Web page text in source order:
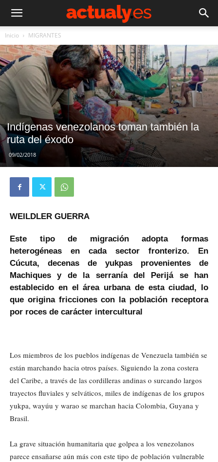
Inicio MIGRANTES
Indígenas venezolanos toman también la
ruta del éxodo
09/02/2018
WEILDLER GUERRA
Este tipo de migración adopta formas
heterogéneas en cada sector fronterizo. En
Cúcuta, decenas de yukpas provenientes de
Machiques y de la serranía del Perijá se han
establecido en el área urbana de esta ciudad, lo
que origina fricciones con la población receptora
por roces de carácter intercultural
Los miembros de los pueblos indígenas de Venezuela también se
están marchando hacia otros países. Siguiendo la zona costera
del Caribe, a través de las cordilleras andinas o surcando largos
trayectos fluviales y selváticos, miles de indígenas de los grupos
yukpa, wayúu y warao se marchan hacia Colombia, Guyana y
Brasil.
La grave situación humanitaria que golpea a los venezolanos
parece ensañarse aún más con este tipo de población vulnerable